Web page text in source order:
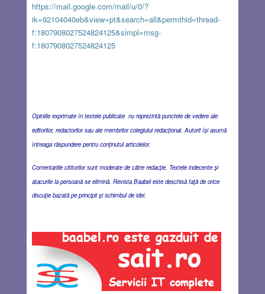
https://mail.google.com/mail/u/0/?
ik=92104040eb&view=pt&search=all&permthid=thread-
f:1807908027524824125&simpl=msg-
f:1807908027524824125
Opiniile exprimate în textele publicate nu reprezintă punctele de vedere ale
editorilor, redactorilor sau ale membrilor colegiului redacţional. Autorii îşi asumă
întreaga răspundere pentru conţinutul articolelor.
Comentariile cititorilor sunt moderate de către redacţie. Textele indecente şi
atacurile la persoană se elimină. Revista Baabel este deschisă faţă de orice
discuţie bazată pe principii şi schimbul de idei.